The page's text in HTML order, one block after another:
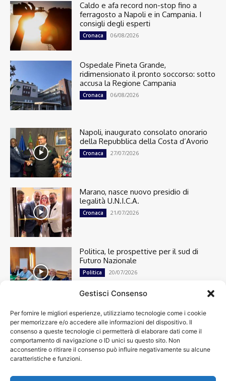
Gestisci Consenso
Per fornire le migliori esperienze, utilizziamo tecnologie come i cookie
per memorizzare e/o accedere alle informazioni del dispositivo. Il
consenso a queste tecnologie ci permetterà di elaborare dati come il
comportamento di navigazione o ID unici su questo sito. Non
acconsentire o ritirare il consenso può influire negativamente su alcune
caratteristiche e funzioni.
Caldo e afa record non-stop fino a
ferragosto a Napoli e in Campania. I
consigli degli esperti
Cronaca 06/08/2026
Ospedale Pineta Grande,
ridimensionato il pronto soccorso: sotto
accusa la Regione Campania
Cronaca 06/08/2026
Napoli, inaugurato consolato onorario
della Repubblica della Costa d’Avorio
Cronaca 27/07/2026
Marano, nasce nuovo presidio di
legalità U.N.I.C.A.
Cronaca 21/07/2026
Politica, le prospettive per il sud di
Futuro Nazionale
Politica 20/07/2026
Cronaca
13492
Attualità
7299
top
News
4208
Cultura